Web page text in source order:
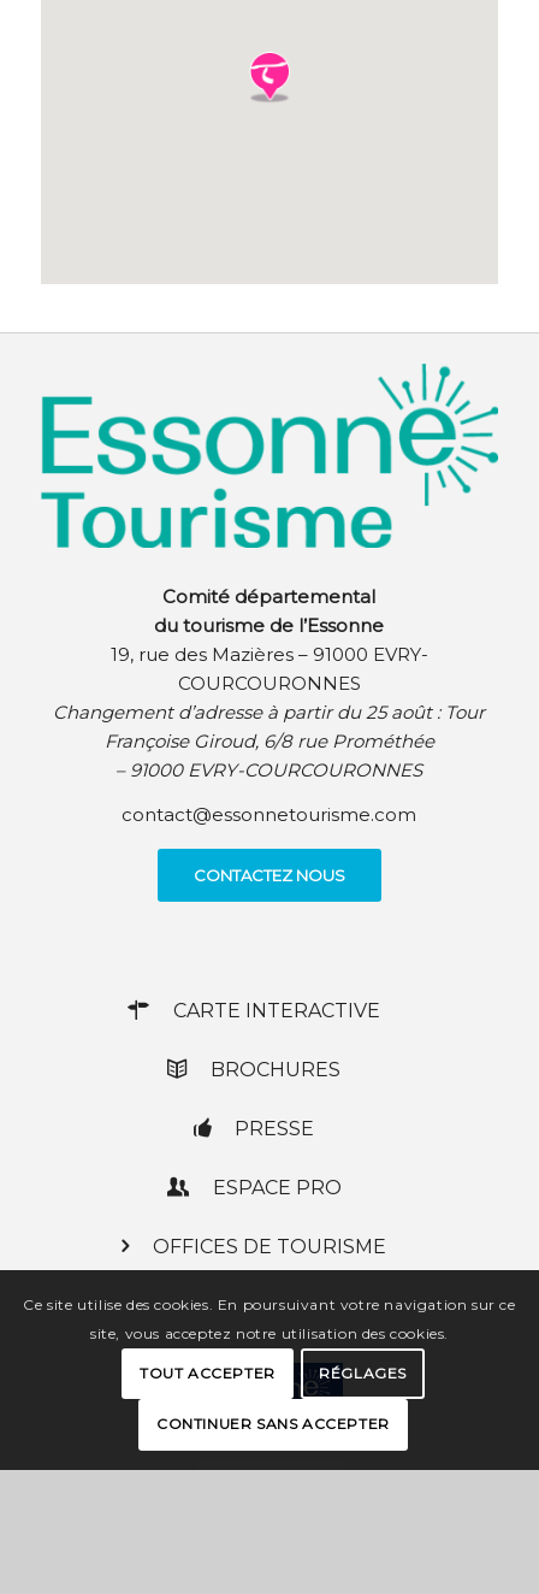
Comité départemental
du tourisme de l’Essonne
19, rue des Mazières – 91000 EVRY-
COURCOURONNES
Changement d’adresse à partir du 25 août : Tour
Françoise Giroud, 6/8 rue Prométhée
– 91000 EVRY-COURCOURONNES
contact@essonnetourisme.com
CONTACTEZ NOUS
CARTE INTERACTIVE
BROCHURES
PRESSE
ESPACE PRO
OFFICES DE TOURISME
Ce site utilise des cookies. En poursuivant votre navigation sur ce
site, vous acceptez notre utilisation des cookies.
TOUT ACCEPTER RÉGLAGES
CONTINUER SANS ACCEPTER